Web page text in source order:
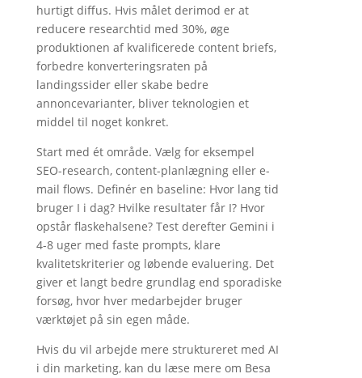
hurtigt diffus. Hvis målet derimod er at
reducere researchtid med 30%, øge
produktionen af kvalificerede content briefs,
forbedre konverteringsraten på
landingssider eller skabe bedre
annoncevarianter, bliver teknologien et
middel til noget konkret.
Start med ét område. Vælg for eksempel
SEO-research, content-planlægning eller e-
mail flows. Definér en baseline: Hvor lang tid
bruger I i dag? Hvilke resultater får I? Hvor
opstår flaskehalsene? Test derefter Gemini i
4-8 uger med faste prompts, klare
kvalitetskriterier og løbende evaluering. Det
giver et langt bedre grundlag end sporadiske
forsøg, hvor hver medarbejder bruger
værktøjet på sin egen måde.
Hvis du vil arbejde mere struktureret med AI
i din marketing, kan du læse mere om Besa